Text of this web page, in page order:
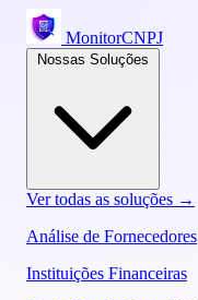
MonitorCNPJ
Ver todas as soluções →
Análise de Fornecedores
Instituições Financeiras